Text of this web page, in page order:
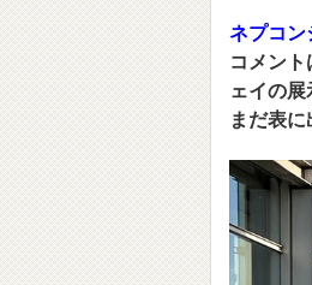
ネプコン
コメン
ェイの
まだ表